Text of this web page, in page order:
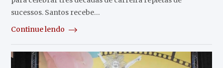
sucessos. Santos recebe…
Continue lendo